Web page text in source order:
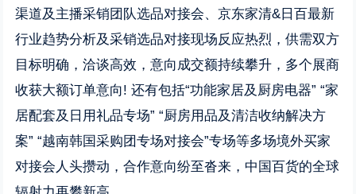
渠道及主播采销团队选品对接会、京东家清&日百最新
行业趋势分析及采销选品对接现场反应热烈 ，供需双方
目标明确，洽谈高效，意向成交额持续攀升，多个展商
收获大额订单意向! 还有包括“功能家居及厨房电器” “家
居配套及日用礼品专场” “厨房用品及清洁收纳解决方
案” “越南韩国采购团专场对接会”专场等多场境外买家
对接会人头攒动，合作意向纷至沓来，中国百货的全球